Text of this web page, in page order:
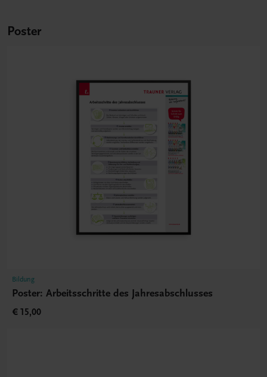
Poster
Bildung
Poster: Arbeitsschritte des Jahresabschlusses
€ 15,00